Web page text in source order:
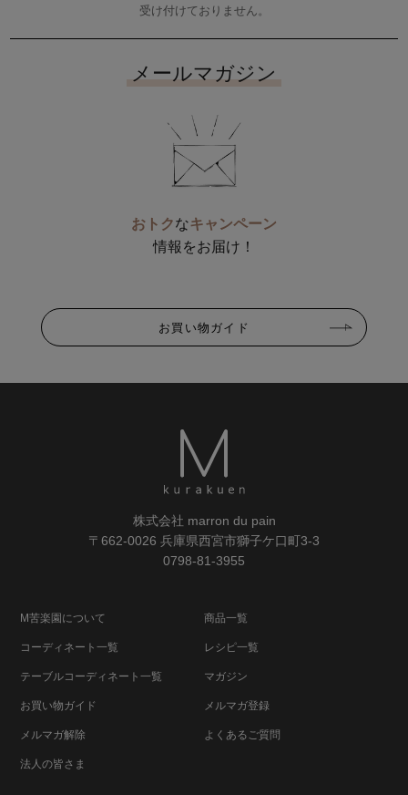
受け付けておりません。
メールマガジン
おトクなキャンペーン
情報をお届け！
お買い物ガイド
株式会社 marron du pain
〒662-0026 兵庫県西宮市獅子ケ口町3-3
0798-81-3955
M苦楽園について 商品一覧
コーディネート一覧 レシピ一覧
テーブルコーディネート一覧 マガジン
お買い物ガイド メルマガ登録
メルマガ解除 よくあるご質問
法人の皆さま